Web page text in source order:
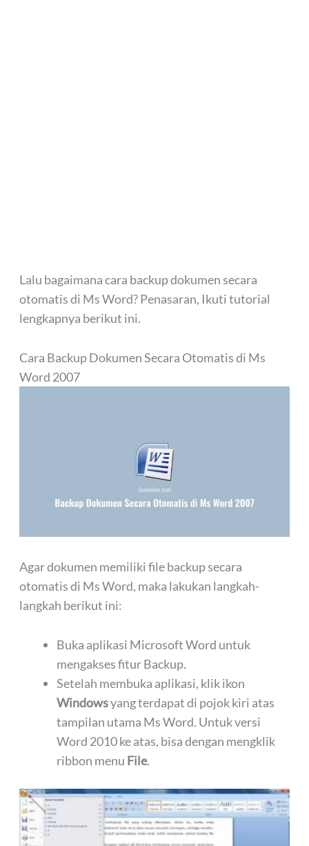
Lalu bagaimana cara backup dokumen secara
otomatis di Ms Word? Penasaran, Ikuti tutorial
lengkapnya berikut ini.
Cara Backup Dokumen Secara Otomatis di Ms
Word 2007
Agar dokumen memiliki file backup secara
otomatis di Ms Word, maka lakukan langkah-
langkah berikut ini:
Buka aplikasi Microsoft Word untuk
mengakses fitur Backup.
Setelah membuka aplikasi, klik ikon
Windowsyang terdapat di pojok kiri atas
tampilan utama Ms Word. Untuk versi
Word 2010 ke atas, bisa dengan mengklik
ribbon menu File.